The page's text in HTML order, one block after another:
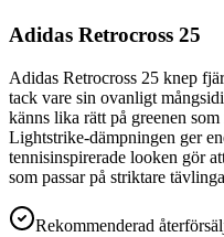
Adidas Retrocross 25
Adidas Retrocross 25 knep
tack vare sin ovanligt
känns lika rätt på greenen
Lightstrike-dämpningen ger
tennisinspirerade looken gör
som passar på striktare
Rekommenderad